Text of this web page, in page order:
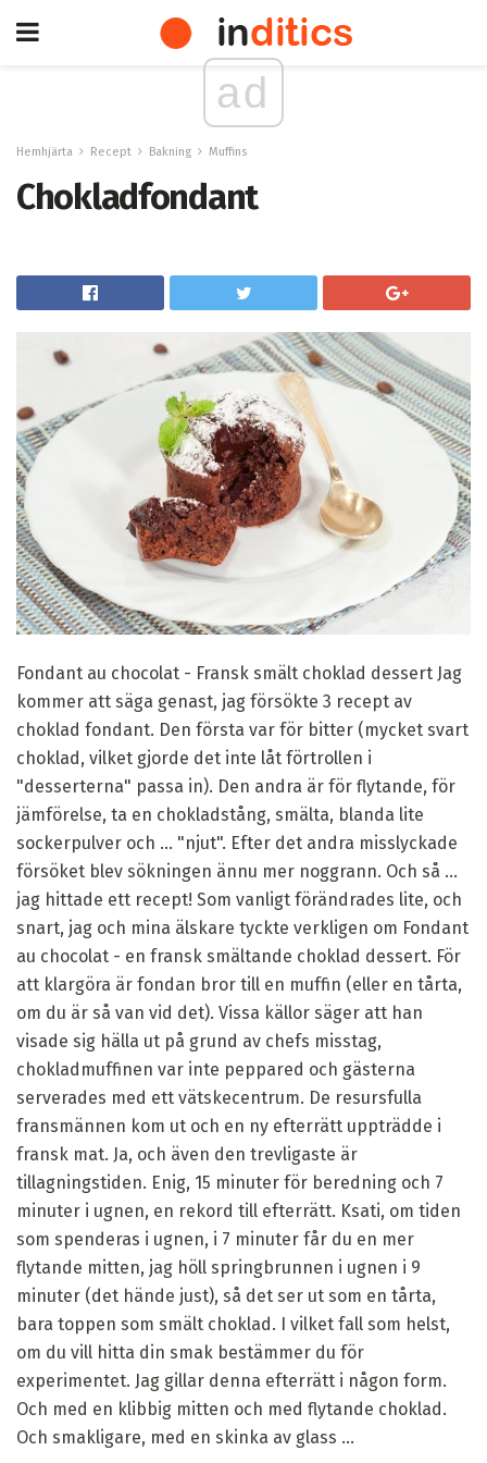
ad
Hemhjärta Recept Bakning Muffins
Chokladfondant
Fondant au chocolat - Fransk smält choklad dessert Jag
kommer att säga genast, jag försökte 3 recept av
choklad fondant. Den första var för bitter (mycket svart
choklad, vilket gjorde det inte låt förtrollen i
"desserterna" passa in). Den andra är för flytande, för
jämförelse, ta en chokladstång, smälta, blanda lite
sockerpulver och ... "njut". Efter det andra misslyckade
försöket blev sökningen ännu mer noggrann. Och så ...
jag hittade ett recept! Som vanligt förändrades lite, och
snart, jag och mina älskare tyckte verkligen om Fondant
au chocolat - en fransk smältande choklad dessert. För
att klargöra är fondan bror till en muffin (eller en tårta,
om du är så van vid det). Vissa källor säger att han
visade sig hälla ut på grund av chefs misstag,
chokladmuffinen var inte peppared och gästerna
serverades med ett vätskecentrum. De resursfulla
fransmännen kom ut och en ny efterrätt uppträdde i
fransk mat. Ja, och även den trevligaste är
tillagningstiden. Enig, 15 minuter för beredning och 7
minuter i ugnen, en rekord till efterrätt. Ksati, om tiden
som spenderas i ugnen, i 7 minuter får du en mer
flytande mitten, jag höll springbrunnen i ugnen i 9
minuter (det hände just), så det ser ut som en tårta,
bara toppen som smält choklad. I vilket fall som helst,
om du vill hitta din smak bestämmer du för
experimentet. Jag gillar denna efterrätt i någon form.
Och med en klibbig mitten och med flytande choklad.
Och smakligare, med en skinka av glass ...